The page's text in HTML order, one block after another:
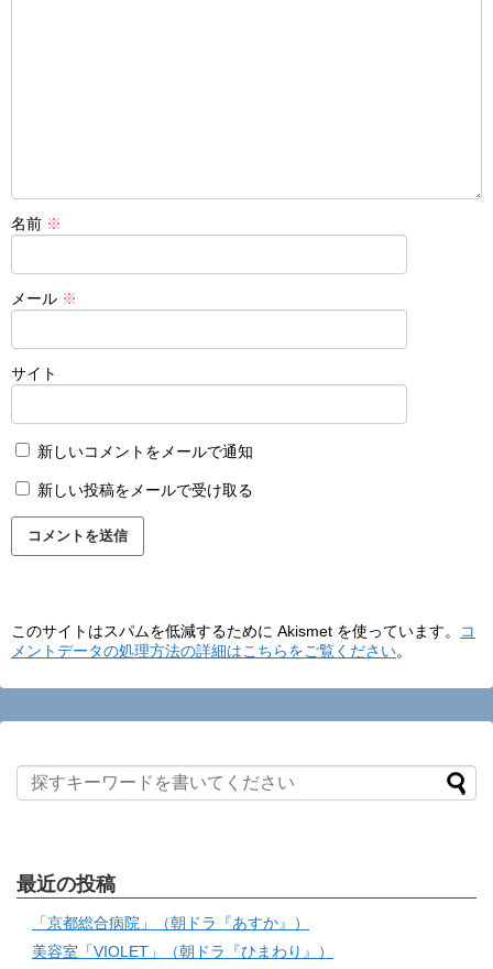
名前 ※
メール ※
サイト
新しいコメントをメールで通知
新しい投稿をメールで受け取る
このサイトはスパムを低減するために Akismet を使っています。
コ
メントデータの処理方法の詳細はこちらをご覧ください。
最近の投稿
「京都総合病院」（朝ドラ『あすか』）
美容室「VIOLET」（朝ドラ『ひまわり』）